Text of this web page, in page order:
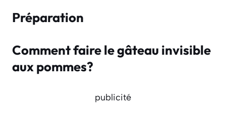
Préparation
Comment faire le gâteau invisible
aux pommes?
publicité